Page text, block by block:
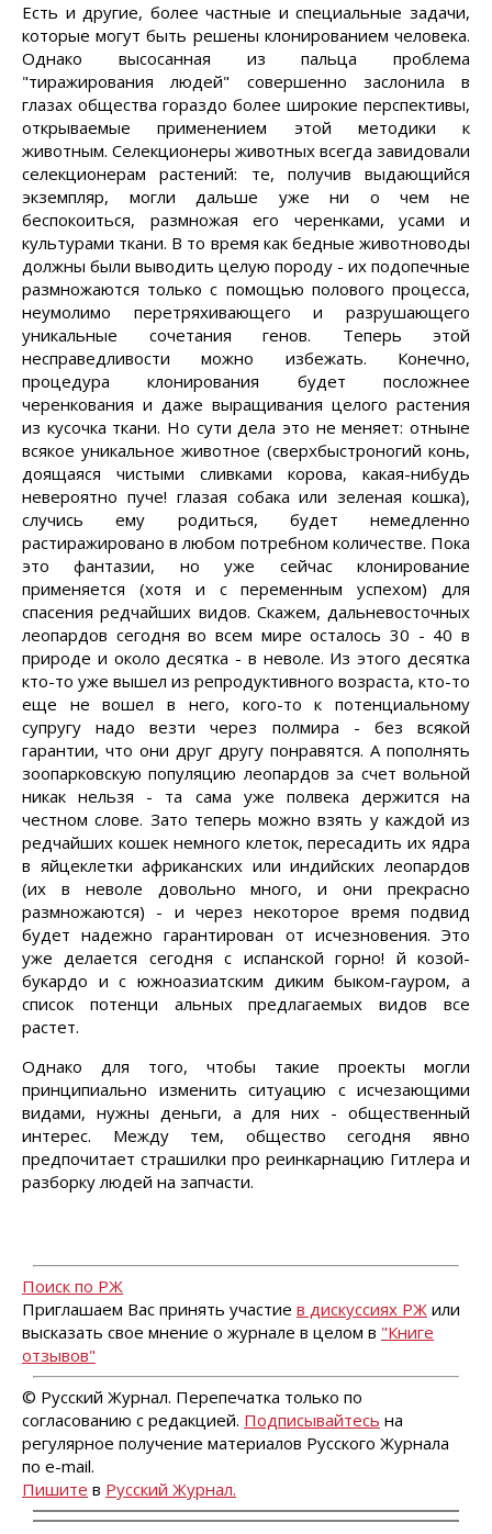
Есть и другие, более частные и специальные задачи,
которые могут быть решены клонированием человека.
Однако высосанная из пальца проблема
"тиражирования людей" совершенно заслонила в
глазах общества гораздо более широкие перспективы,
открываемые применением этой методики к
животным. Селекционеры животных всегда завидовали
селекционерам растений: те, получив выдающийся
экземпляр, могли дальше уже ни о чем не
беспокоиться, размножая его черенками, усами и
культурами ткани. В то время как бедные животноводы
должны были выводить целую породу - их подопечные
размножаются только с помощью полового процесса,
неумолимо перетряхивающего и разрушающего
уникальные сочетания генов. Теперь этой
несправедливости можно избежать. Конечно,
процедура клонирования будет посложнее
черенкования и даже выращивания целого растения
из кусочка ткани. Но сути дела это не меняет: отныне
всякое уникальное животное (сверхбыстроногий конь,
доящаяся чистыми сливками корова, какая-нибудь
невероятно пуче! глазая собака или зеленая кошка),
случись ему родиться, будет немедленно
растиражировано в любом потребном количестве. Пока
это фантазии, но уже сейчас клонирование
применяется (хотя и с переменным успехом) для
спасения редчайших видов. Скажем, дальневосточных
леопардов сегодня во всем мире осталось 30 - 40 в
природе и около десятка - в неволе. Из этого десятка
кто-то уже вышел из репродуктивного возраста, кто-то
еще не вошел в него, кого-то к потенциальному
супругу надо везти через полмира - без всякой
гарантии, что они друг другу понравятся. А пополнять
зоопарковскую популяцию леопардов за счет вольной
никак нельзя - та сама уже полвека держится на
честном слове. Зато теперь можно взять у каждой из
редчайших кошек немного клеток, пересадить их ядра
в яйцеклетки африканских или индийских леопардов
(их в неволе довольно много, и они прекрасно
размножаются) - и через некоторое время подвид
будет надежно гарантирован от исчезновения. Это
уже делается сегодня с испанской горно! й козой-
букардо и с южноазиатским диким быком-гауром, а
список потенци альных предлагаемых видов все
растет.
Однако для того, чтобы такие проекты могли
принципиально изменить ситуацию с исчезающими
видами, нужны деньги, а для них - общественный
интерес. Между тем, общество сегодня явно
предпочитает страшилки про реинкарнацию Гитлера и
разборку людей на запчасти.
Поиск по РЖ
Приглашаем Вас принять участие в дискуссиях РЖ или
высказать свое мнение о журнале в целом в "Книге
отзывов"
© Русский Журнал. Перепечатка только по
согласованию с редакцией. Подписывайтесь на
регулярное получение материалов Русского Журнала
по e-mail.
Пишите в Русский Журнал.